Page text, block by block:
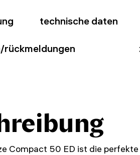
technische daten
rückmeldungen
Compact 50 ED ist die